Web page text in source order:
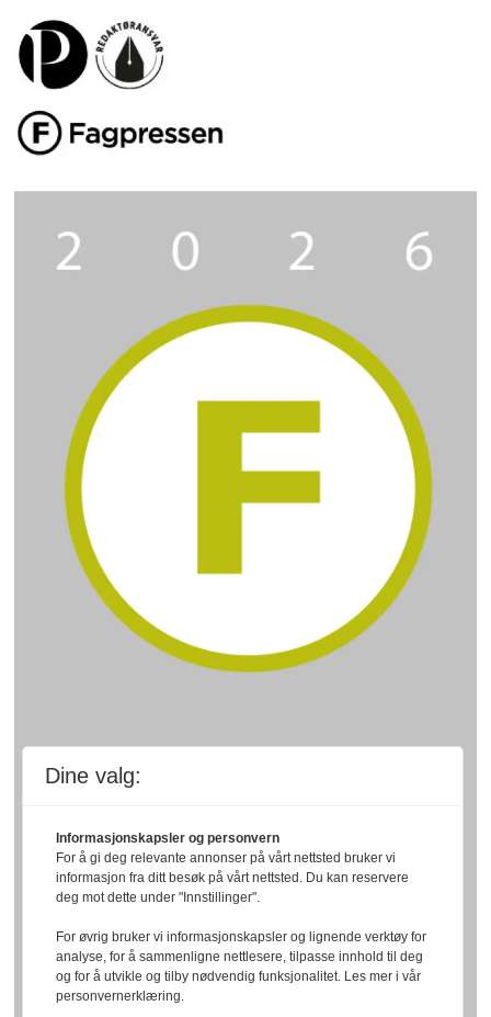
Dine valg:
Informasjonskapsler og personvern
For å gi deg relevante annonser på vårt nettsted bruker vi
informasjon fra ditt besøk på vårt nettsted. Du kan reservere
deg mot dette under "Innstillinger".
For øvrig bruker vi informasjonskapsler og lignende verktøy for
analyse, for å sammenligne nettlesere, tilpasse innhold til deg
og for å utvikle og tilby nødvendig funksjonalitet. Les mer i vår
personvernerklæring.